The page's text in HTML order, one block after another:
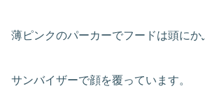
薄ピンクのパーカーでフードは頭にか
サンバイザーで顔を覆っています。